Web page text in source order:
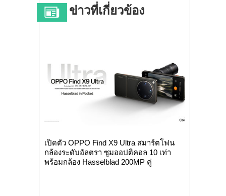
ข่าวที่เกี่ยวข้อง
เปิดตัว OPPO Find X9 Ultra สมาร์ตโฟน
กล้องระดับอัลตรา ซูมออปติคอล 10 เท่า
พร้อมกล้อง Hasselblad 200MP คู่